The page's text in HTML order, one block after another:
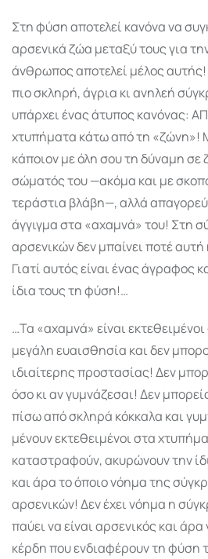
Στη φύση αποτελεί κανόνα να
αρσενικά ζώα μεταξύ τους για
άνθρωπος αποτελεί μέλος
πιο σκληρή, άγρια κι ανηλεή
υπάρχει ένας άτυπος κανόνας:
χτυπήματα κάτω από τη «ζώνη»!
κάποιον με όλη σου τη δύναμη σε
σώματός του —ακόμα και με
τεράστια βλάβη—, αλλά
άγγιγμα στα «αχαμνά» του! Στη
αρσενικών δεν μπαίνει ποτέ αυτή
Γιατί αυτός είναι ένας άγραφος
ίδια τους τη φύση!…
…Τα «αχαμνά» είναι
μεγάλη ευαισθησία και δεν
ιδιαίτερης προστασίας! Δεν
όσο κι αν γυμνάζεσαι! Δεν
πίσω από σκληρά κόκκαλα και
μένουν εκτεθειμένοι στα
καταστραφούν, ακυρώνουν την
και άρα το όποιο νόημα της
αρσενικών! Δεν έχει νόημα η
παύει να είναι αρσενικός και
κέρδη που ενδιαφέρουν τη φύση